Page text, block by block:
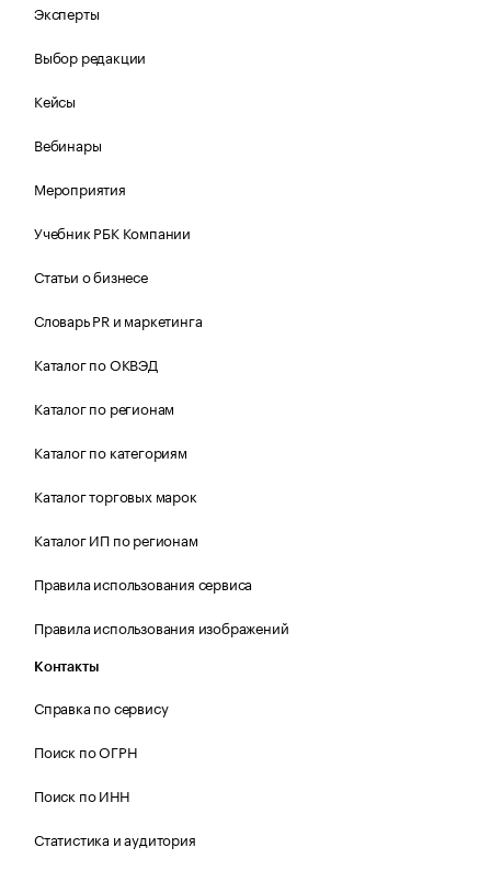
Эксперты
Выбор редакции
Кейсы
Вебинары
Мероприятия
Учебник РБК Компании
Статьи о бизнесе
Словарь PR и маркетинга
Каталог по ОКВЭД
Каталог по регионам
Каталог по категориям
Каталог торговых марок
Каталог ИП по регионам
Правила использования сервиса
Правила использования изображений
Контакты
Справка по сервису
Поиск по ОГРН
Поиск по ИНН
Статистика и аудитория